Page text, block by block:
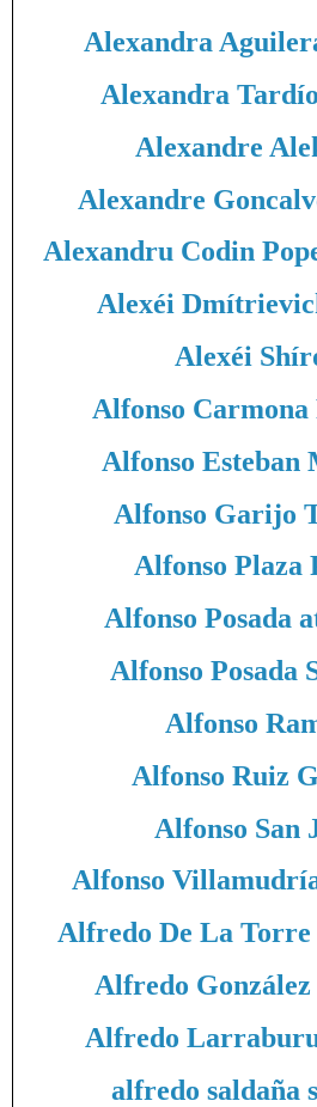
Alexandra
Alexandra
Alexandre
Alexandre
Alexandru Codin
Alexéi
Alexéi
Alfonso
Alfonso Esteban
Alfonso Garijo
Alfonso Plaza
Alfonso Posada
Alfonso Posada
Alfonso
Alfonso Ruiz
Alfonso San
Alfonso
Alfredo De La Torre
Alfredo González
Alfredo
alfredo saldaña